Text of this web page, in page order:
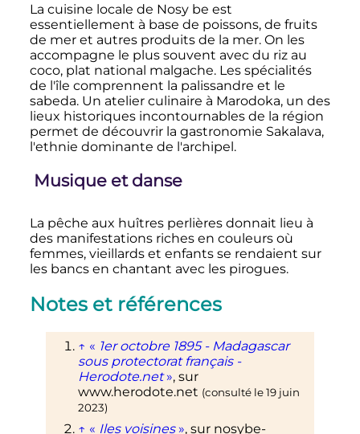
La cuisine locale de Nosy be est
essentiellement à base de poissons, de fruits
de mer et autres produits de la mer. On les
accompagne le plus souvent avec du riz au
coco, plat national malgache. Les spécialités
de l'île comprennent la palissandre et le
sabeda. Un atelier culinaire à Marodoka, un des
lieux historiques incontournables de la région
permet de découvrir la gastronomie Sakalava,
l'ethnie dominante de l'archipel.
Musique et danse
La pêche aux huîtres perlières donnait lieu à
des manifestations riches en couleurs où
femmes, vieillards et enfants se rendaient sur
les bancs en chantant avec les pirogues.
Notes et références
↑ « 1er octobre 1895 - Madagascar
sous protectorat français -
Herodote.net », sur
www.herodote.net (consulté le19 juin
2023)
↑ « Iles voisines », sur nosybe-